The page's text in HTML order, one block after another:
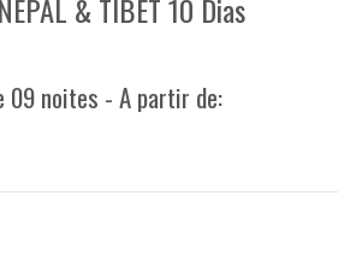
& TIBET 10 Dias
09 noites - A partir de: